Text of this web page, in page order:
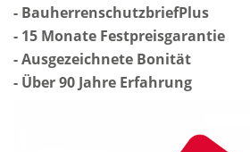
- BauherrenschutzbriefPlus
- 15 Monate Festpreisgarantie
- Ausgezeichnete Bonität
- Über 90 Jahre Erfahrung